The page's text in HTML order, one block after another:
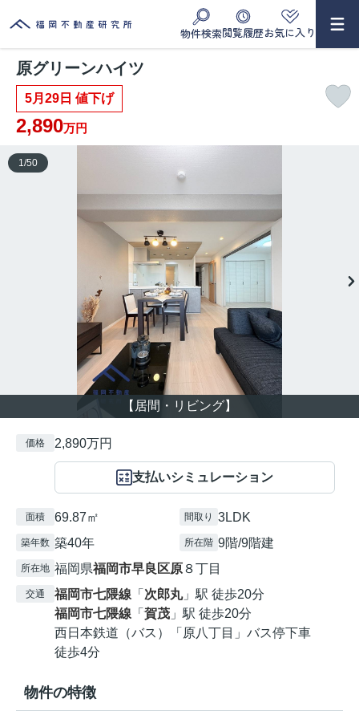
物件検索閲覧履歴お気に入り
原グリーンハイツ
5月29日 値下げ
2,890万円
【居間・リビング】
1 /50
価格 2,890万円
支払いシミュレーション
面積 69.87㎡ 間取り 3LDK
築年数 築40年 所在階 9階/9階建
所在地 福岡県福岡市早良区原８丁目
交通 福岡市七隈線 「 次郎丸」駅 徒歩20分
福岡市七隈線 「賀茂 」駅 徒歩20分
西日本鉄道（バス）「原八丁目」バス停下車
徒歩4分
物件の特徴